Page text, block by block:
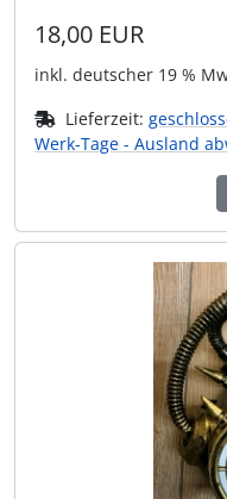
18,00 EUR
inkl. deutscher 19 %
Lieferzeit:
Werk-Tage - Ausland